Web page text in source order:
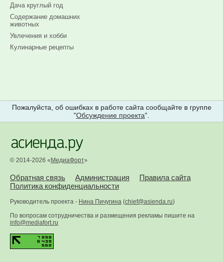
Дача круглый год
Содержание домашних
животных
Увлечения и хобби
Кулинарные рецепты
Пожалуйста, об ошибках в работе сайта сообщайте в группе
"Обсуждение проекта".
© 2014-2026 « МедиаФорт»
Обратная связь Администрация
Правила сайта
Политика конфиденциальности
Руководитель проекта - Нина Пичугина (chief@asienda.ru)
По вопросам сотрудничества и размещения рекламы пишите на
info@mediafort.ru